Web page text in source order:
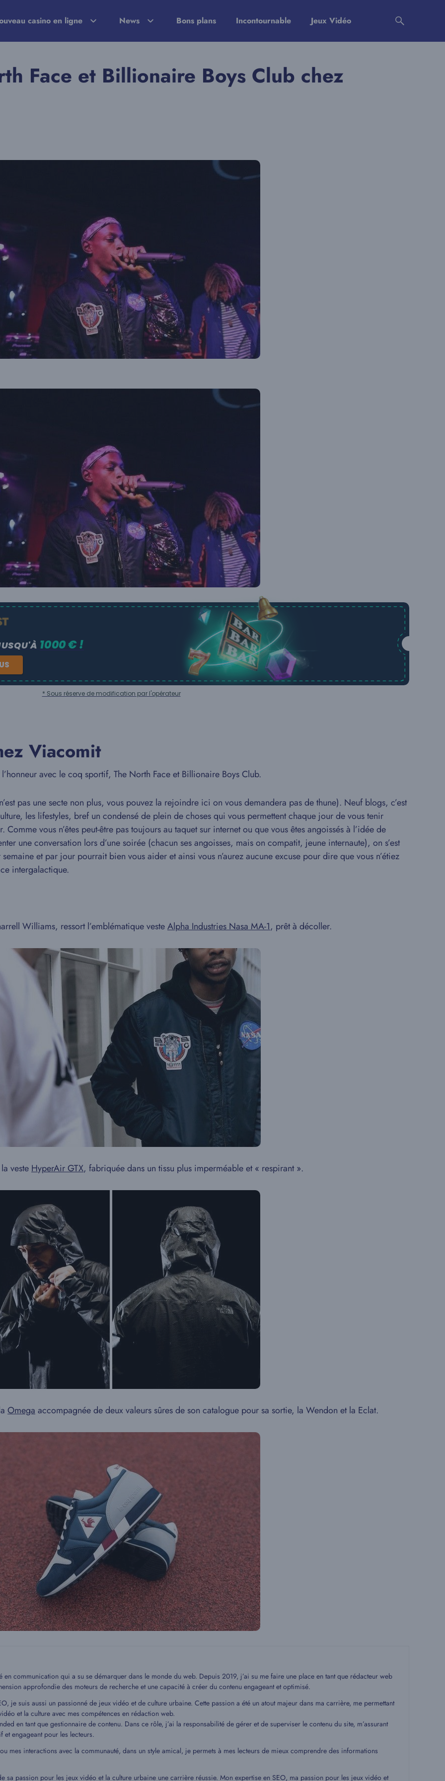
casino en ligne News Bons plans Incontournable Jeux Vidéo
Face et Billionaire Boys Club chez
1000 € !
* Sous réserve de modification par l'opérateur
Viacomit
avec le coq sportif, The North Face et Billionaire Boys Club.
pas une secte non plus, vous pouvez la rejoindre ici on vous demandera pas de thune). Neuf blogs, c’est
les lifestyles, bref un condensé de plein de choses qui vous permettent chaque jour de vous tenir
vous n’êtes peut-être pas toujours au taquet sur internet ou que vous êtes angoissés à l’idée de
une conversation lors d’une soirée (chacun ses angoisses, mais on compatit, jeune internaute), on s’est
et par jour pourrait bien vous aider et ainsi vous n’aurez aucune excuse pour dire que vous n’étiez
intergalactique.
Williams, ressort l’emblématique vesteAlpha Industries Nasa MA-1, prêt à décoller.
veste HyperAir GTX, fabriquée dans un tissu plus imperméable et « respirant ».
Omega accompagnée de deux valeurs sûres de son catalogue pour sa sortie, la Wendon et la Eclat.
en communication qui a su se démarquer dans le monde du web. Depuis 2019, j’ai su me faire une place en tant que rédacteur web
approfondie des moteurs de recherche et une capacité à créer du contenu engageant et optimisé.
je suis aussi un passionné de jeux vidéo et de culture urbaine. Cette passion a été un atout majeur dans ma carrière, me permettant
et la culture avec mes compétences en rédaction web.
en tant que gestionnaire de contenu. Dans ce rôle, j’ai la responsabilité de gérer et de superviser le contenu du site, m’assurant
engageant pour les lecteurs.
mes interactions avec la communauté, dans un style amical, je permets à mes lecteurs de mieux comprendre des informations
sa passion pour les jeux vidéo et la culture urbaine une carrière réussie. Mon expertise en SEO, ma passion pour les jeux vidéo et